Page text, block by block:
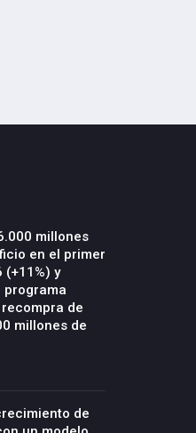
millones
en el primer
(+11%) y
programa
de
millones de
de